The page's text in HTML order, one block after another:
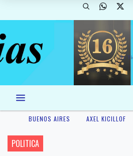
El
BUENOS AIRES AXEL KICILLOF
POLITICA